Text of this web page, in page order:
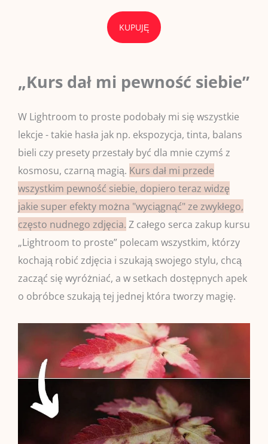
KUPUJĘ
„Kurs dał mi pewność siebie”
W Lightroom to proste podobały mi się wszystkie
lekcje - takie hasła jak np. ekspozycja, tinta, balans
bieli czy presety przestały być dla mnie czymś z
kosmosu, czarną magią. Kurs dał mi przede
wszystkim pewność siebie, dopiero teraz widzę
jakie super efekty można "wyciągnąć" ze zwykłego,
często nudnego zdjęcia. Z całego serca zakup kursu
„Lightroom to proste” polecam wszystkim, którzy
kochają robić zdjęcia i szukają swojego stylu, chcą
zacząć się wyróżniać, a w setkach dostępnych apek
o obróbce szukają tej jednej która tworzy magię.